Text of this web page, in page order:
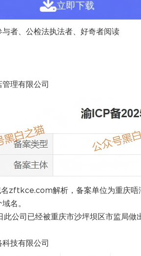
与者、公检法执法者、好奇者阅读
理有限公司
zftkce.com解析，备案单位为重庆唔
名。
此公司已经被重庆市沙坪坝区市监局做
技有限公司